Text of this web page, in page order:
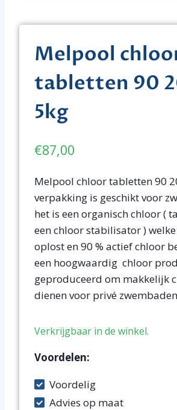
Melpool
tabletten 90
5kg
€87,00
Melpool chloor tabletten 90
verpakking is geschikt voor
het is een organisch chloor (
een chloor stabilisator )
oplost en 90 % actief chloor
een hoogwaardig chloor
geproduceerd om makkelijk
dienen voor privé
Voordelen:
Voordelig
Advies op maat